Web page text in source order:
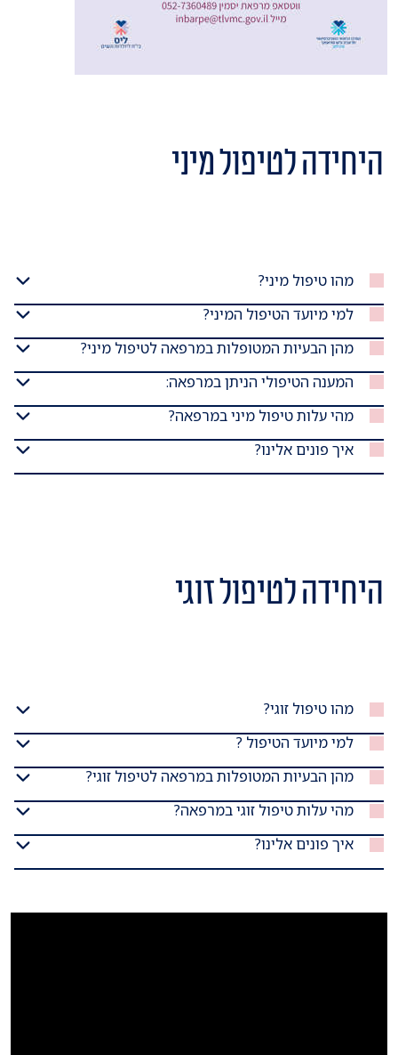
היחידה לטיפול מיני
מהו טיפול מיני?
למי מיועד הטיפול המיני?
מהן הבעיות המטופלות במרפאה לטיפול מיני?
המענה הטיפולי הניתן במרפאה:
מהי עלות טיפול מיני במרפאה?
איך פונים אלינו?
היחידה לטיפול זוגי
מהו טיפול זוגי?
למי מיועד הטיפול ?
מהן הבעיות המטופלות במרפאה לטיפול זוגי?
מהי עלות טיפול זוגי במרפאה?
איך פונים אלינו?